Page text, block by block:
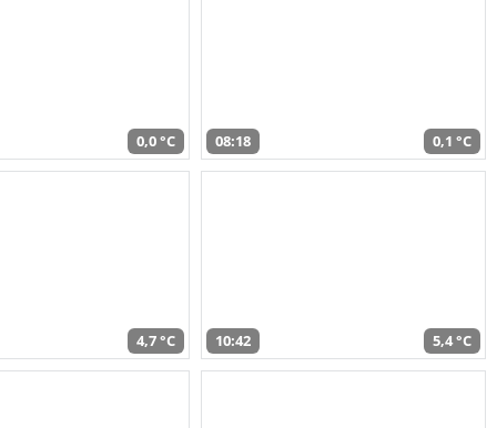
0,0 °C 08:18 0,1 °C
4,7 °C 10:42 5,4 °C